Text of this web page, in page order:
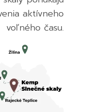
aktívneho
voľného času.